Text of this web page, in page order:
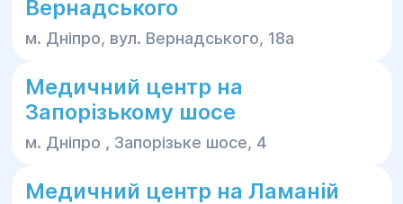
Вернадського
м. Дніпро, вул. Вернадського, 18а
Медичний центр на
Запорізькому шосе
м. Дніпро , Запорізьке шосе, 4
Медичний центр на Ламаній